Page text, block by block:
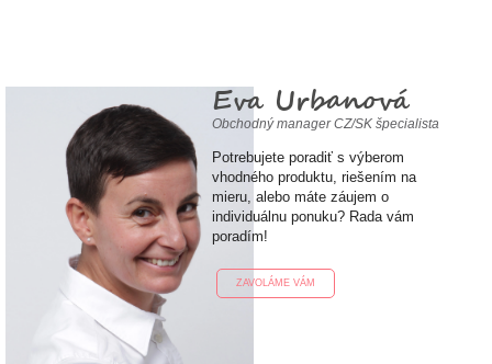
Eva Urbanová
Obchodný manager CZ/SK špecialista
Potrebujete poradiť s výberom
vhodného produktu, riešením na
mieru, alebo máte záujem o
individuálnu ponuku? Rada vám
poradím!
ZAVOLÁME VÁM